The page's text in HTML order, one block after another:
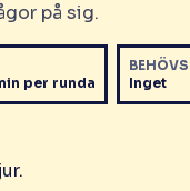
på sig.
per runda
BEHÖVS
Inget